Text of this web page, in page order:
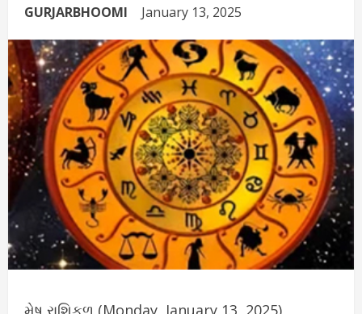
GURJARBHOOMI January 13, 2025